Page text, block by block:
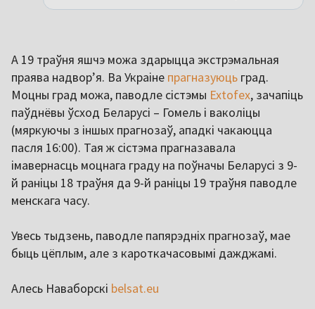
А 19 траўня яшчэ можа здарыцца экстрэмальная
праява надвор’я. Ва Украіне прагназуюць град.
Моцны град можа, паводле сістэмы Extofex, зачапіць
паўднёвы ўсход Беларусі – Гомель і ваколіцы
(мяркуючы з іншых прагнозаў, ападкі чакаюцца
пасля 16:00). Тая ж сістэма прагназавала
імавернасць моцнага граду на поўначы Беларусі з 9-
й раніцы 18 траўня да 9-й раніцы 19 траўня паводле
менскага часу.
Увесь тыдзень, паводле папярэдніх прагнозаў, мае
быць цёплым, але з кароткачасовымі дажджамі.
Алесь Наваборскі belsat.eu